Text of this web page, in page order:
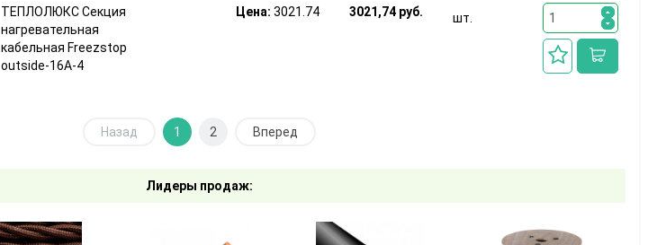
ТЕПЛОЛЮКС Секция
нагревательная
кабельная Freezstop
outside-16A-4
Цена: 3021.74 3021,74 руб. шт.
Назад 1 2 Вперед
Лидеры продаж: